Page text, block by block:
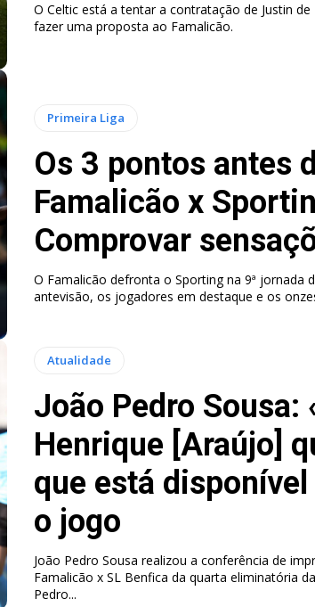
O Celtic está a tentar a contratação de Justin de
fazer uma proposta ao Famalicão.
Primeira Liga
Os 3 pontos antes
Famalicão x
Comprovar
O Famalicão defronta o Sporting na 9ª jornada
antevisão, os jogadores em destaque e os
Atualidade
João Pedro Sousa:
Henrique [Araújo]
que está
o jogo
João Pedro Sousa realizou a conferência de
Famalicão x SL Benfica da quarta eliminatória da
Pedro...